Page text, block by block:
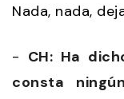
Nada, nada,
- CH: Ha
consta